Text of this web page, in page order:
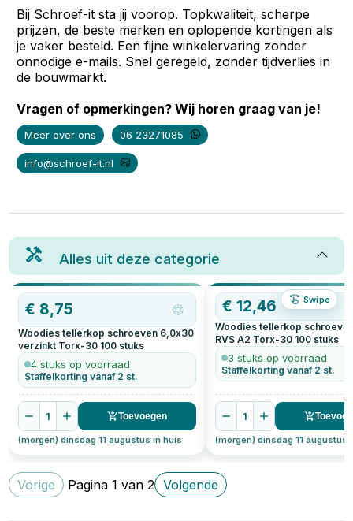
Bij Schroef-it sta jij voorop. Topkwaliteit, scherpe
prijzen, de beste merken en oplopende kortingen als
je vaker besteld. Een fijne winkelervaring zonder
onnodige e-mails. Snel geregeld, zonder tijdverlies in
de bouwmarkt.
Vragen of opmerkingen? Wij horen graag van je!
Meer over ons 06 23271085
info@schroef-it.nl
Alles uit deze categorie
Swipe
€ 8,75
Woodies tellerkop schroeven 6,0x30
verzinkt Torx-30 100 stuks
4 stuks op voorraad
Staffelkorting vanaf 2 st.
1 Toevoegen
(morgen) dinsdag 11 augustus in huis
€12,46
Woodies tellerkop
RVS A2 Torx-30 100 stuks
3 stuks op voorraad
Staffelkorting vanaf 2 st.
1
(morgen) dinsdag 11 augustus
Vorige Pagina1 van2 Volgende